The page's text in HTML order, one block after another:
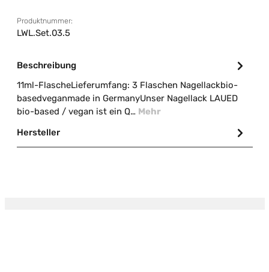
Produktnummer:
LWL.Set.03.5
Beschreibung
11ml-FlascheLieferumfang: 3 Flaschen Nagellackbio-
basedveganmade in GermanyUnser Nagellack LAUED
bio-based / vegan ist ein Q… Mehr
Hersteller